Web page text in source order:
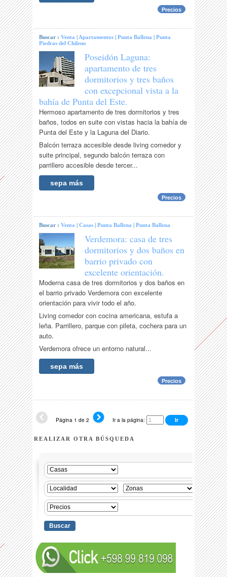
Precios
Buscar :Venta |Apartamentos |Punta Ballena |Punta
Piedras del Chileno
Poseidón Laguna:
apartamento de tres
dormitorios y tres baños
con excepcional vista a la
bahía de Punta del Este.
Hermoso apartamento de tres dormitorios y tres
baños, todos en suite con vistas hacia la bahía de
Punta del Este y la Laguna del Diario.
Balcón terraza accesible desde living comedor y
suite principal, segundo balcón terraza con
parrillero accesible desde tercer...
sepa más
Precios
Buscar :Venta |Casas |Punta Ballena |Punta Ballena
Verdemora: casa de tres
dormitorios y dos baños en
barrio privado con
excelente orientación.
Moderna casa de tres dormitorios y dos baños en
el barrio privado Verdemora con excelente
orientación para vivir todo el año.
Living comedor con cocina americana, estufa a
leña. Parrillero, parque con pileta, cochera para un
auto.
Verdemora ofrece un entorno natural...
sepa más
Precios
Página 1 de 2 Ir a la página:
REALIZAR OTRA BÚSQUEDA